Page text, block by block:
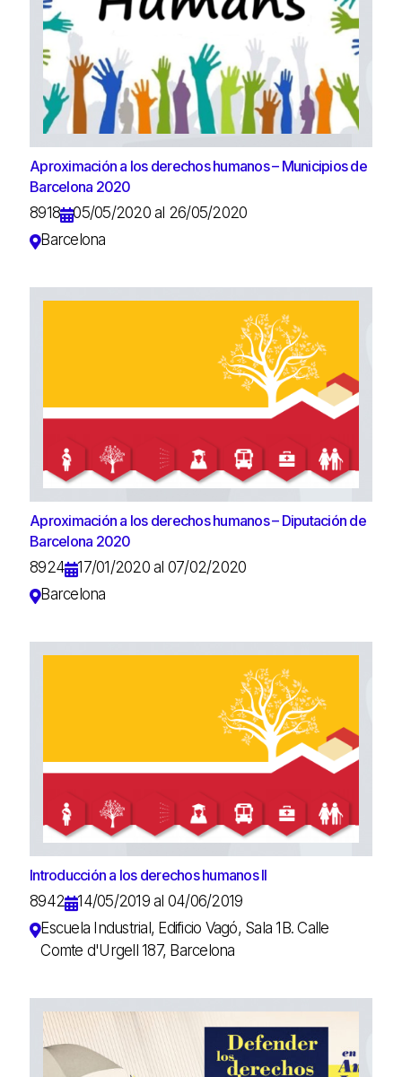
Aproximación a los derechos humanos – Municipios de
Barcelona 2020
8918
05/05/2020 al 26/05/2020
Barcelona
Aproximación a los derechos humanos – Diputación de
Barcelona 2020
8924
17/01/2020 al 07/02/2020
Barcelona
Introducción a los derechos humanos II
8942
14/05/2019 al 04/06/2019
Escuela Industrial, Edificio Vagó, Sala 1B. Calle
Comte d'Urgell 187, Barcelona